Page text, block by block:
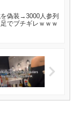
偽装→3000人参列
でブチギレｗｗｗ